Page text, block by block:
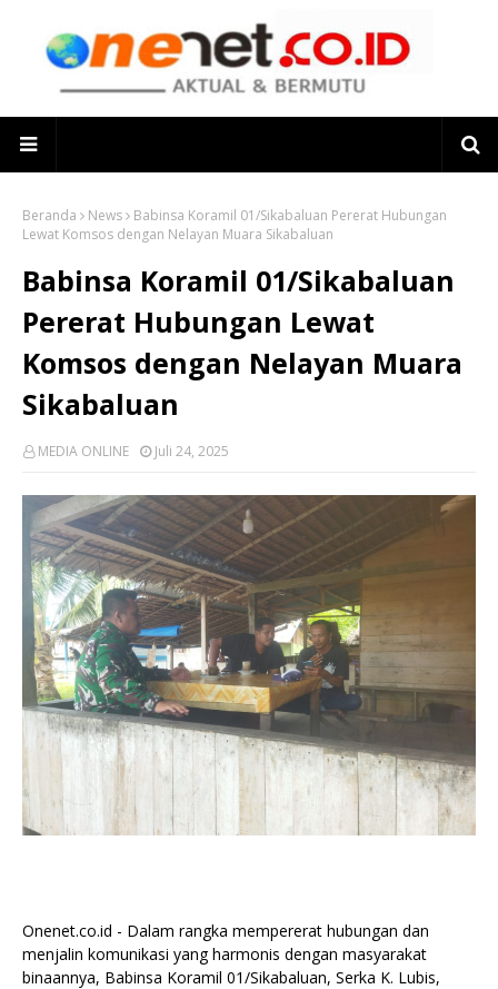
Beranda News
Babinsa Koramil 01/Sikabaluan Pererat Hubungan
Lewat Komsos dengan Nelayan Muara Sikabaluan
Babinsa Koramil 01/Sikabaluan
Pererat Hubungan Lewat
Komsos dengan Nelayan Muara
Sikabaluan
MEDIA ONLINE Juli 24, 2025
Onenet.co.id - Dalam rangka mempererat hubungan dan
menjalin komunikasi yang harmonis dengan masyarakat
binaannya, Babinsa Koramil 01/Sikabaluan, Serka K. Lubis,